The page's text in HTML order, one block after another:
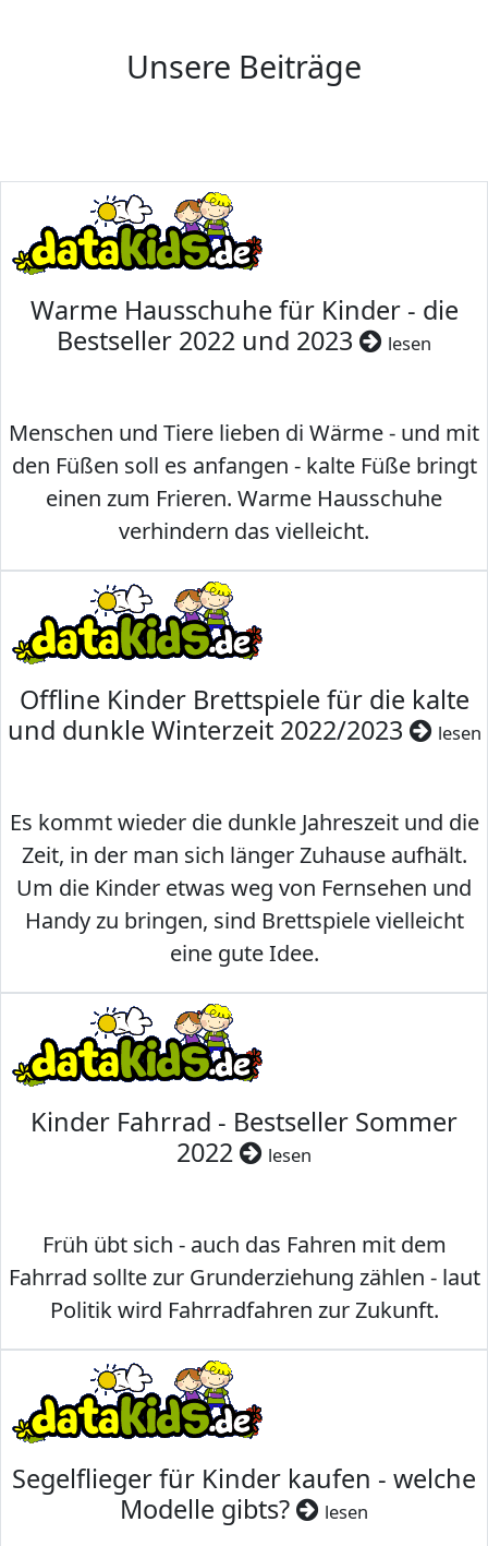
Unsere Beiträge
Warme Hausschuhe für Kinder - die
Bestseller 2022 und 2023
lesen
Menschen und Tiere lieben di Wärme - und mit
den Füßen soll es anfangen - kalte Füße bringt
einen zum Frieren. Warme Hausschuhe
verhindern das vielleicht.
Offline Kinder Brettspiele für die kalte
und dunkle Winterzeit 2022/2023
lesen
Es kommt wieder die dunkle Jahreszeit und die
Zeit, in der man sich länger Zuhause aufhält.
Um die Kinder etwas weg von Fernsehen und
Handy zu bringen, sind Brettspiele vielleicht
eine gute Idee.
Kinder Fahrrad - Bestseller Sommer
2022
lesen
Früh übt sich - auch das Fahren mit dem
Fahrrad sollte zur Grunderziehung zählen - laut
Politik wird Fahrradfahren zur Zukunft.
Segelflieger für Kinder kaufen - welche
Modelle gibts?
lesen